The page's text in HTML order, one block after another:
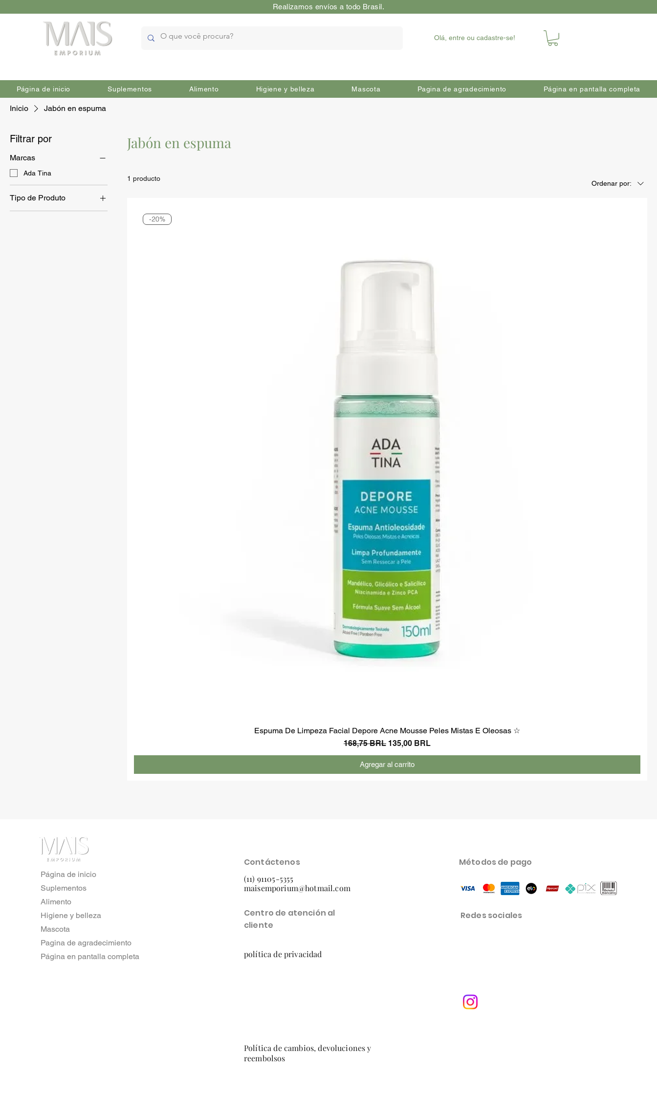
Realizamos envíos a todo Brasil.
Olá, entre ou cadastre-se!
Página de inicio Suplementos Alimento Higiene y belleza Mascota Pagina de agradecimiento Página en pantalla completa
Inicio Jabón en espuma
Filtrar por
Marcas
Ada Tina
Tipo de Produto
Protección de la piel
Jabón en espuma
1 producto
Ordenar por:
-20%
Espuma De Limpeza Facial Depore Acne Mousse Peles Mistas E Oleosas ☆
Precio
168,75 BRL Precio de oferta
135,00 BRL
Agregar al carrito
Página de inicio
Suplementos
Alimento
Higiene y belleza
Mascota
Pagina de agradecimiento
Página en pantalla completa
Contáctenos
(11) 91105-5355
maisemporium@hotmail.com
Centro de atención al
cliente
Métodos de pago
Redes sociales
política de privacidad
Política de cambios, devoluciones y
reembolsos